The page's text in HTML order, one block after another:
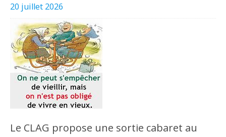
20 juillet 2026
Le CLAG propose une sortie cabaret au